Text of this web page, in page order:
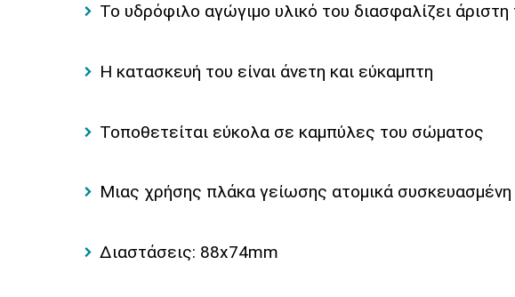
To υδρόφιλο αγώγιμο υλικό του διασφαλίζει
H κατασκευή του είναι άνετη και εύκαμπτη
Τοποθετείται εύκολα σε καμπύλες του σώματος
Μιας χρήσης πλάκα γείωσης ατομικά συσκευασμένη
Διαστάσεις: 88x74mm